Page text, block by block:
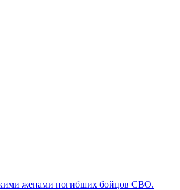
женами погибших бойцов СВО.